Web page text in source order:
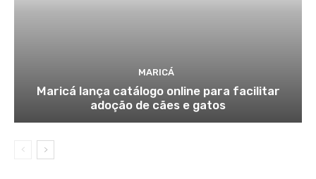
MARICÁ
Maricá lança catálogo online para facilitar
adoção de cães e gatos